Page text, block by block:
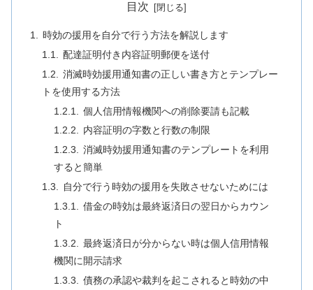
目次
時効の援用を自分で行う方法を解説します
配達証明付き内容証明郵便を送付
消滅時効援用通知書の正しい書き方とテンプレー
トを使用する方法
個人信用情報機関への削除要請も記載
内容証明の字数と行数の制限
消滅時効援用通知書のテンプレートを利用
すると簡単
自分で行う時効の援用を失敗させないためには
借金の時効は最終返済日の翌日からカウン
ト
最終返済日が分からない時は個人信用情報
機関に開示請求
債務の承認や裁判を起こされると時効の中